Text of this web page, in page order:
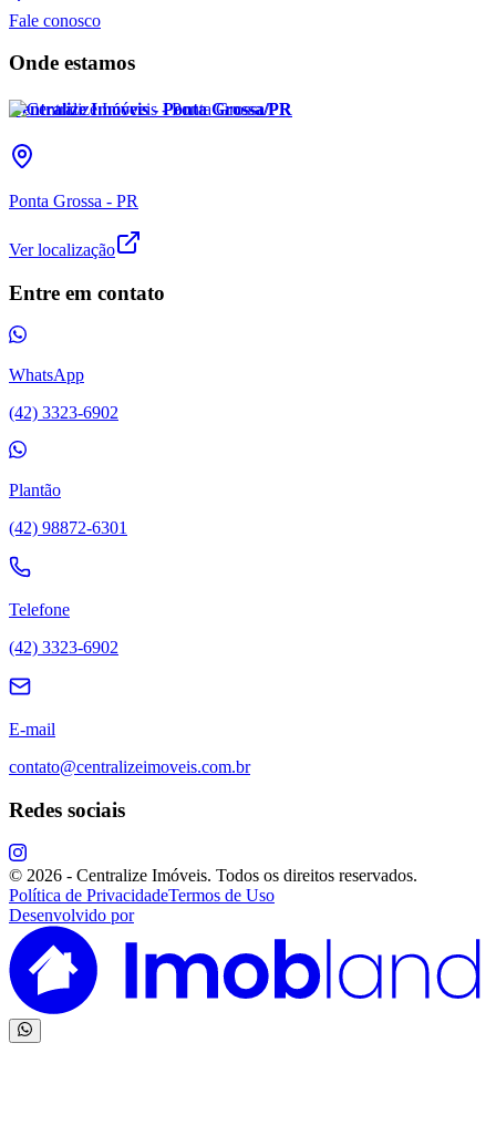
Fale conosco
Onde estamos
Centralize Imóveis - Ponta Grossa/PR
Ponta Grossa - PR
Ver localização
Entre em contato
WhatsApp
(42) 3323-6902
Plantão
(42) 98872-6301
Telefone
(42) 3323-6902
E-mail
contato@centralizeimoveis.com.br
Redes sociais
© 2026 - Centralize Imóveis. Todos os direitos reservados.
Política de PrivacidadeTermos de Uso
Desenvolvido por